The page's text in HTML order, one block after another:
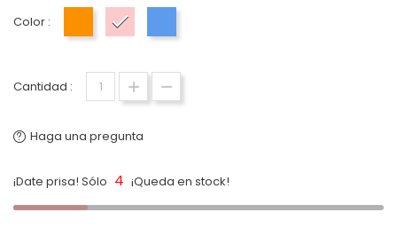
Color : Naranja R
Cantidad :
Haga una pregunta
¡Date prisa! Sólo 4 ¡Queda en stock!